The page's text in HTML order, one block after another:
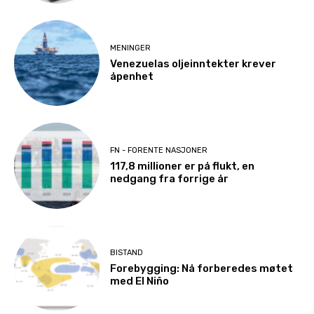
MENINGER
Venezuelas oljeinntekter krever
åpenhet
FN - FORENTE NASJONER
117,8 millioner er på flukt, en
nedgang fra forrige år
BISTAND
Forebygging: Nå forberedes møtet
med El Niño